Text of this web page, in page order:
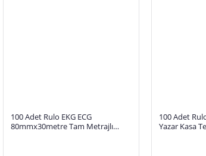
100 Adet Rulo EKG ECG
80mmx30metre Tam Metrajlı
100 Adet
Yazar Kasa